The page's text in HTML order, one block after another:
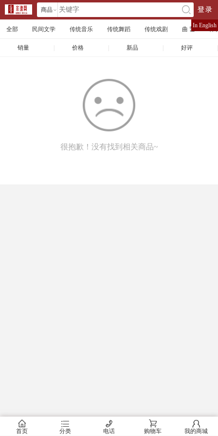
商品 󰄘 登录
全部 民间文学 传统音乐 传统舞蹈 传统戏剧 曲 艺 体
销量 价格 新品 好评
很抱歉！没有找到相关商品~
In English
󰂠
首页
󰂦
分类
󰄫
电话
󰂟
购物车
󰂢
我的商城